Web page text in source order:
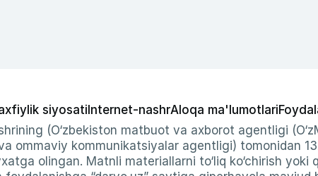
siyosati Internet-nashrAloqa ma'lumotlari
(O‘zbekiston matbuot va axborot agentligi
ommaviy kommunikatsiyalar agentligi) tomonidan
olingan. Matnli materiallarni to‘liq ko‘chirish